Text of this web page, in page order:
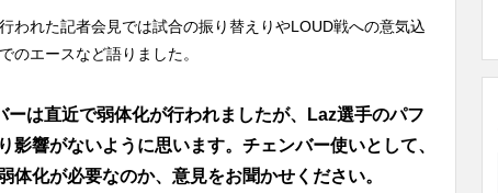
われた記者会見では試合の振り替えりやLOUD戦への意気込
のエースなど語りました。
ーは直近で弱体化が行われましたが、Laz選手のパフ
影響がないように思います。チェンバー使いとして、
体化が必要なのか、意見をお聞かせください。